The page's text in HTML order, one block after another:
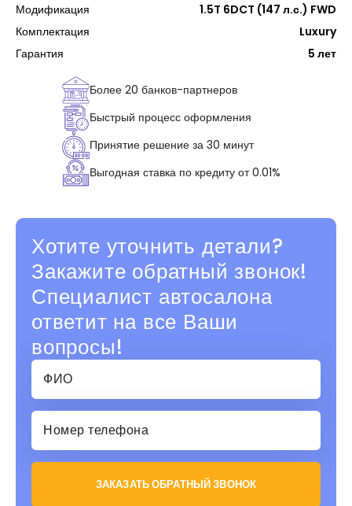
Модификация
1.5T 6DCT (147 л.с.) FWD
Комплектация
Luxury
Гарантия
5 лет
Более 20 банков-партнеров
Быстрый процесс оформления
Принятие решение за 30 минут
Выгодная ставка по кредиту от 0.01%
Хотите уточнить детали?
Закажите обратный звонок!
Специалист автосалона
ответит на все Ваши
вопросы!
ЗАКАЗАТЬ ОБРАТНЫЙ ЗВОНОК